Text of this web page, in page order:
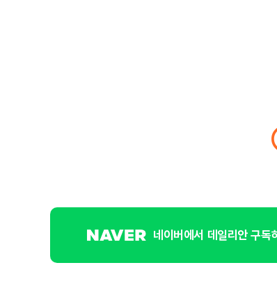
네이버에서 데일리안 구독